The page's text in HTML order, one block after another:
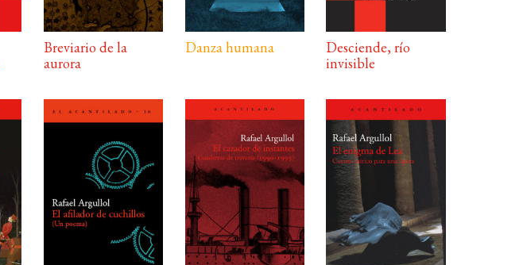
Breviario de la
aurora
Danza humana
Desciende, río
invisible